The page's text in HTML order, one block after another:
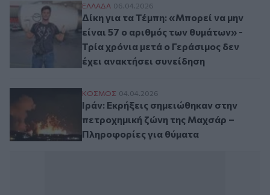
Δίκη για τα Τέμπη: «Μπορεί να μην είναι
ΕΛΛAΔΑ 06.04.2026
Δίκη για τα Τέμπη: «Μπορεί να μην
είναι 57 ο αριθμός των θυμάτων» -
Τρία χρόνια μετά ο Γεράσιμος δεν
έχει ανακτήσει συνείδηση
Iράν: Εκρήξεις σημειώθηκαν στην
ΚΟΣΜΟΣ 04.04.2026
Iράν: Εκρήξεις σημειώθηκαν στην
πετροχημική ζώνη της Μαχσάρ –
Πληροφορίες για θύματα